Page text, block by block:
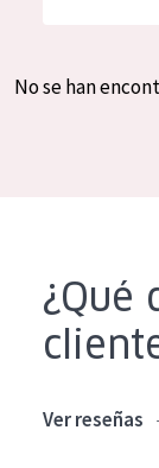
Crema de día
Crema de
Spanish
No se han
¿Qué
Ver reseñas